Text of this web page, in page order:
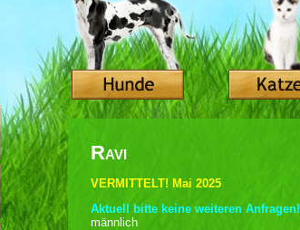
Ravi
VERMITTELT! Mai 2025
Aktuell bitte keine weiteren Anfragen!
männlich